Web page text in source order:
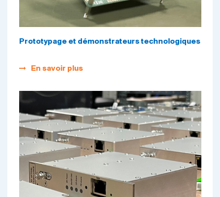
Prototypage et démonstrateurs technologiques
En savoir plus